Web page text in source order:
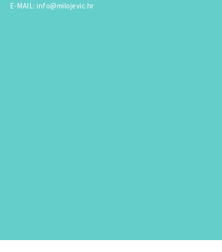
E-MAIL: info@milojevic.hr